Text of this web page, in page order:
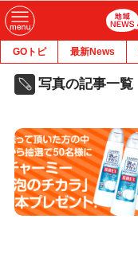
GOトピ 最新News
写真の記事一覧